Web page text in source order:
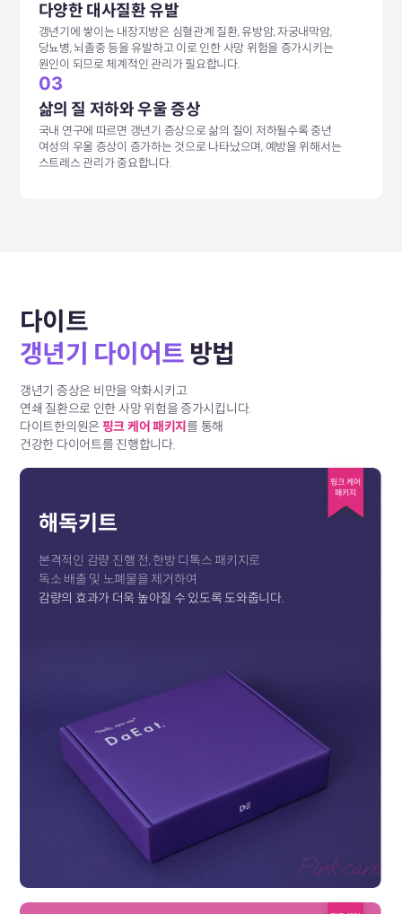
다양한 대사질환 유발
갱년기에 쌓이는 내장지방은 심혈관계 질환, 유방암, 자궁내막암,
당뇨병, 뇌졸중 등을 유발하고 이로 인한 사망 위험을 증가시키는
원인이 되므로 체계적인 관리가 필요합니다.
03
삶의 질 저하와 우울 증상
국내 연구에 따르면 갱년기 증상으로 삶의 질이 저하될수록 중년
여성의 우울 증상이 증가하는 것으로 나타났으며, 예방을 위해서는
스트레스 관리가 중요합니다.
다이트
갱년기 다이어트 방법
갱년기 증상은 비만을 악화시키고
연쇄 질환으로 인한 사망 위험을 증가시킵니다.
다이트한의원은 핑크 케어 패키지를 통해
건강한 다이어트를 진행합니다.
핑크 케어
패키지
해독키트
본격적인 감량 진행 전, 한방 디톡스 패키지로
독소 배출 및 노폐물을 제거하여
감량의 효과가 더욱 높아질 수 있도록 도와줍니다.